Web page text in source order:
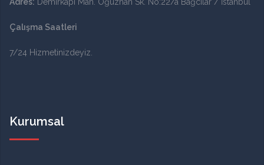
Çalışma Saatleri
7/24 Hizmetinizdeyiz.
Kurumsal